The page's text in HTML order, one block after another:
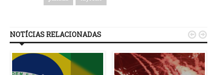
NOTÍCIAS RELACIONADAS  